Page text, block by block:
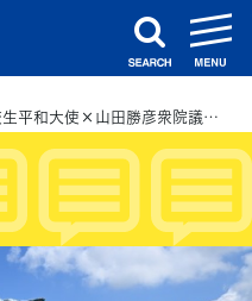
search
【長崎】核兵器なき平和な世界へ 高校生平和大使×山田勝彦衆院議員対談